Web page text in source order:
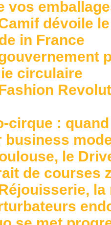
vos
dévoile
in France
circulaire
cirque :
business
le
de courses